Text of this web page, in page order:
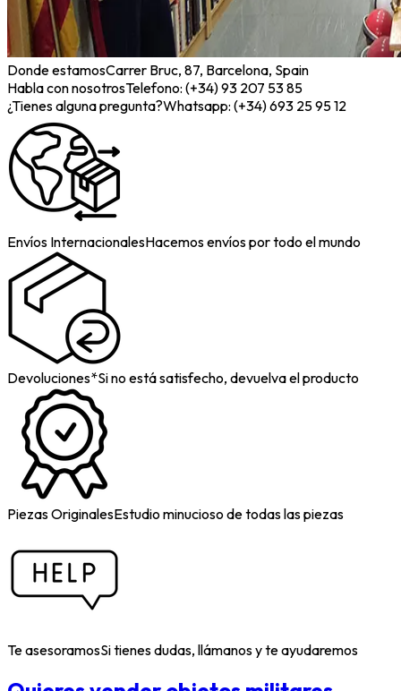
Donde estamosCarrer Bruc, 87, Barcelona, Spain
Habla con nosotrosTelefono: (+34) 93 207 53 85
¿Tienes alguna pregunta?Whatsapp: (+34) 693 25 95 12
Envíos InternacionalesHacemos envíos por todo el mundo
Devoluciones*Si no está satisfecho, devuelva el producto
Piezas OriginalesEstudio minucioso de todas las piezas
Te asesoramosSi tienes dudas, llámanos y te ayudaremos